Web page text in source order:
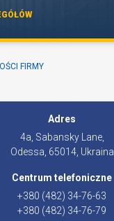
FIRMY
Adres
4a, Sabansky Lane,
Odessa, 65014, Ukraina
Centrum telefoniczne
+380 (482) 34-76-63
+380 (482) 34-76-79